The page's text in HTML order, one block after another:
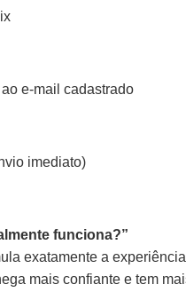
e-mail cadastrado
imediato)
funciona?”
exatamente a
mais confiante e tem